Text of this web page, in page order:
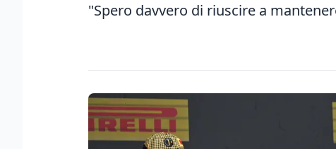
"Spero davvero di riuscire a